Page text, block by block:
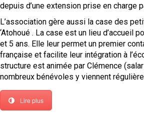
depuis d’une extension prise en charge
L’association gère aussi la case des
‘Atohoué . La case est un lieu d’accueil
et 5 ans. Elle leur permet un premier
française et facilite leur intégration à
structure est animée par Clémence
nombreux bénévoles y viennent
Lire plus